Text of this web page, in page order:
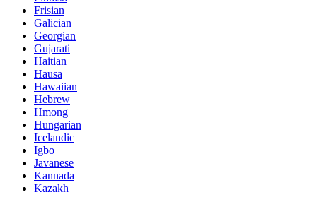
Frisian
Galician
Georgian
Gujarati
Haitian
Hausa
Hawaiian
Hebrew
Hmong
Hungarian
Icelandic
Igbo
Javanese
Kannada
Kazakh